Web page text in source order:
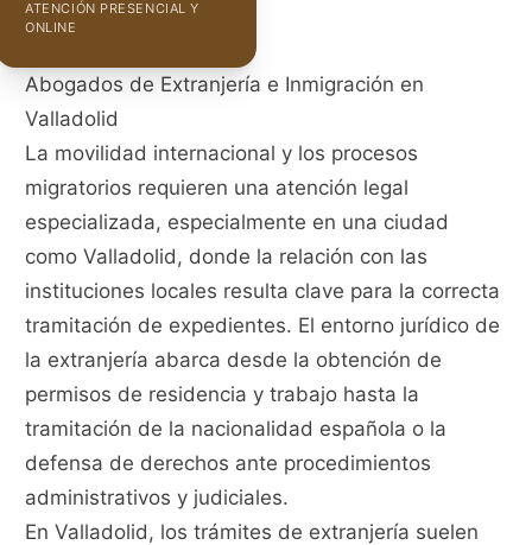
ATENCIÓN PRESENCIAL Y
ONLINE
Abogados de Extranjería e Inmigración en
Valladolid
La movilidad internacional y los procesos
migratorios requieren una atención legal
especializada, especialmente en una ciudad
como Valladolid, donde la relación con las
instituciones locales resulta clave para la correcta
tramitación de expedientes. El entorno jurídico de
la extranjería abarca desde la obtención de
permisos de residencia y trabajo hasta la
tramitación de la nacionalidad española o la
defensa de derechos ante procedimientos
administrativos y judiciales.
En Valladolid, los trámites de extranjería suelen